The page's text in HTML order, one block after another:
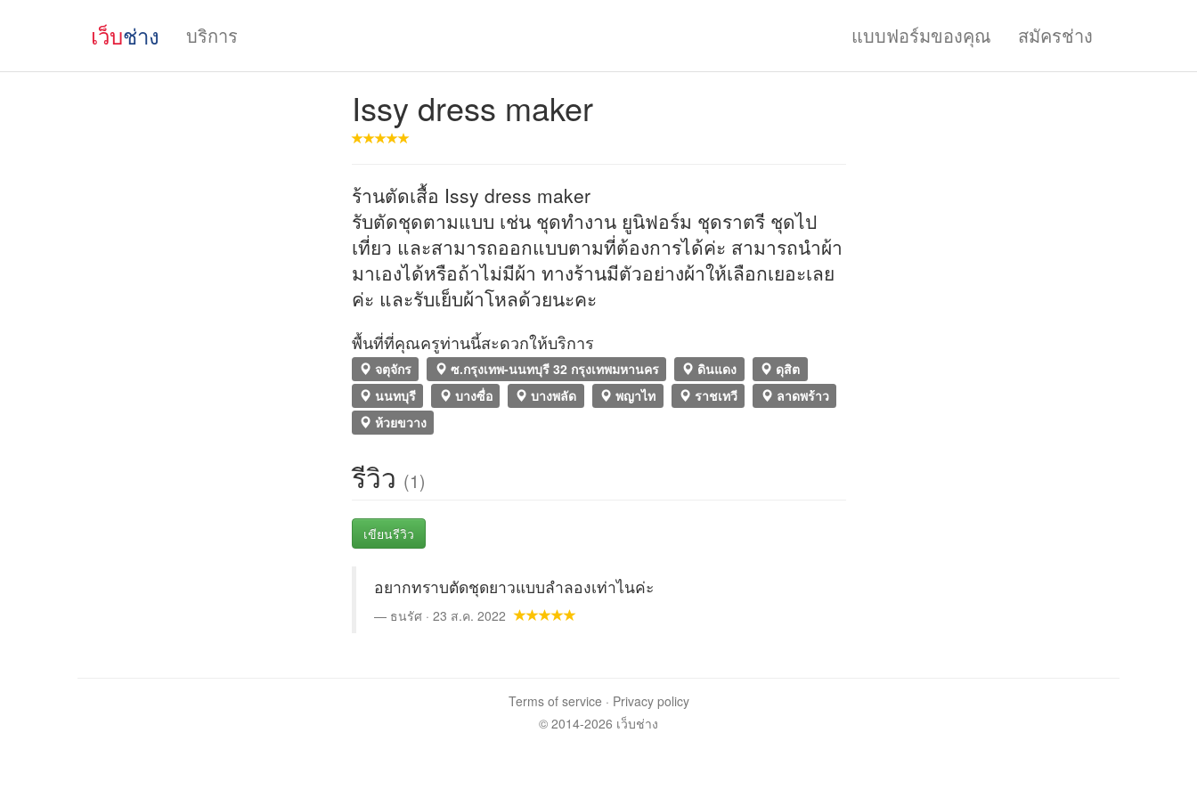
เว็บช่าง บริการ แบบฟอร์มของคุณ สมัครช่าง
Issy dress maker
ร้านตัดเสื้อ Issy dress maker
รับตัดชุดตามแบบ เช่น ชุดทำงาน ยูนิฟอร์ม ชุดราตรี ชุดไป
เที่ยว และสามารถออกแบบตามที่ต้องการได้ค่ะ สามารถนำผ้า
มาเองได้หรือถ้าไม่มีผ้า ทางร้านมีตัวอย่างผ้าให้เลือกเยอะเลย
ค่ะ และรับเย็บผ้าโหลด้วยนะคะ
พื้นที่ที่คุณครูท่านนี้สะดวกให้บริการ
จตุจักร ซ.กรุงเทพ-นนทบุรี 32 กรุงเทพมหานคร ดินแดง
ดุสิต
นนทบุรี
บางซื่อ บางพลัด พญาไท ราชเทวี
ลาดพร้าว
ห้วยขวาง
รีวิว (1)
เขียนรีวิว
อยากทราบตัดชุดยาวแบบลำลองเท่าไนค่ะ
ธนรัศ · 23 ส.ค. 2022
Terms of service · Privacy policy
© 2014-2026 เว็บช่าง